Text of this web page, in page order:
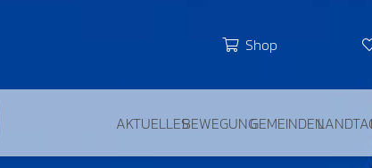
Shop
AKTUELLESBEWEGUNGGEMEINDEN